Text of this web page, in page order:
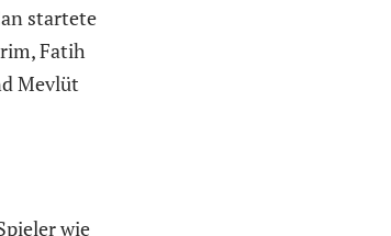
startete
Fatih
Mevlüt
wie